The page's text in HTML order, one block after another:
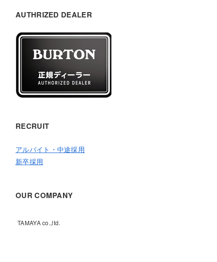
AUTHRIZED DEALER
RECRUIT
アルバイト・中途採用
新卒採用
OUR COMPANY
TAMAYA co.,ltd.